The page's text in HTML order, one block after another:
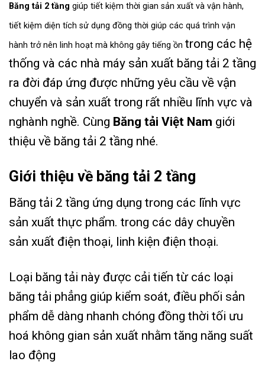
Băng tải 2 tầng giúp tiết kiệm thời gian sản xuất và vận hành,
tiết kiệm diện tích sử dụng đồng thời giúp các quá trình vận
hành trở nên linh hoạt mà không gây tiếng ồn trong các hệ
thống và các nhà máy sản xuất băng tải 2 tầng
ra đời đáp ứng được những yêu cầu về vận
chuyển và sản xuất trong rất nhiều lĩnh vực và
nghành nghề. Cùng Băng tải Việt Nam giới
thiệu về băng tải 2 tầng nhé.
Giới thiệu về băng tải 2 tầng
Băng tải 2 tầng ứng dụng trong các lĩnh vực
sản xuất thực phẩm. trong các dây chuyền
sản xuất điện thoại, linh kiện điện thoại.
Loại băng tải này được cải tiến từ các loại
băng tải phẳng giúp kiểm soát, điều phối sản
phẩm dễ dàng nhanh chóng đồng thời tối ưu
hoá không gian sản xuất nhằm tăng năng suất
lao động